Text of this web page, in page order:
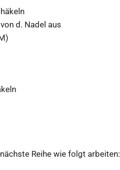
d. Nadel aus
Reihe wie folgt arbeiten: